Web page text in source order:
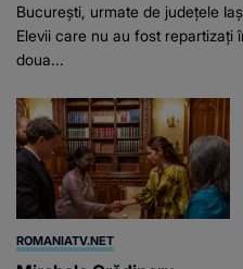
București, urmate de județele
Elevii care nu au fost repartizați
doua...
ROMANIATV.NET